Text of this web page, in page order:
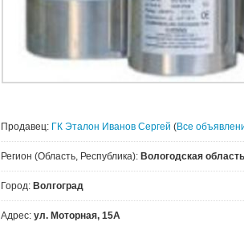
Продавец: ГК Эталон Иванов Сергей (Все
Регион (Область, Республика): Вологодская область
Город: Волгоград
Адрес: ул. Моторная, 15А